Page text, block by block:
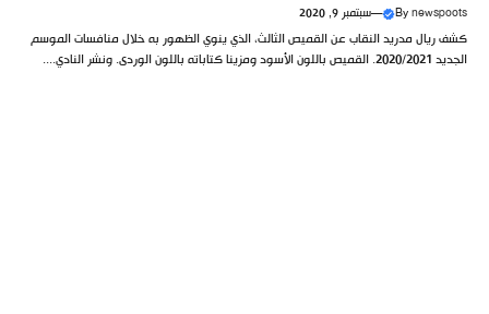
Bynewspoots
—سبتمبر 9, 2020
كشف ريال مدريد النقاب عن القميص الثالث، الذي ينوي الظهور به خلال منافسات الموسم
الجديد 2020/2021. القميص باللون الأسود ومزينا كتاباته باللون الوردى. ونشر النادي....